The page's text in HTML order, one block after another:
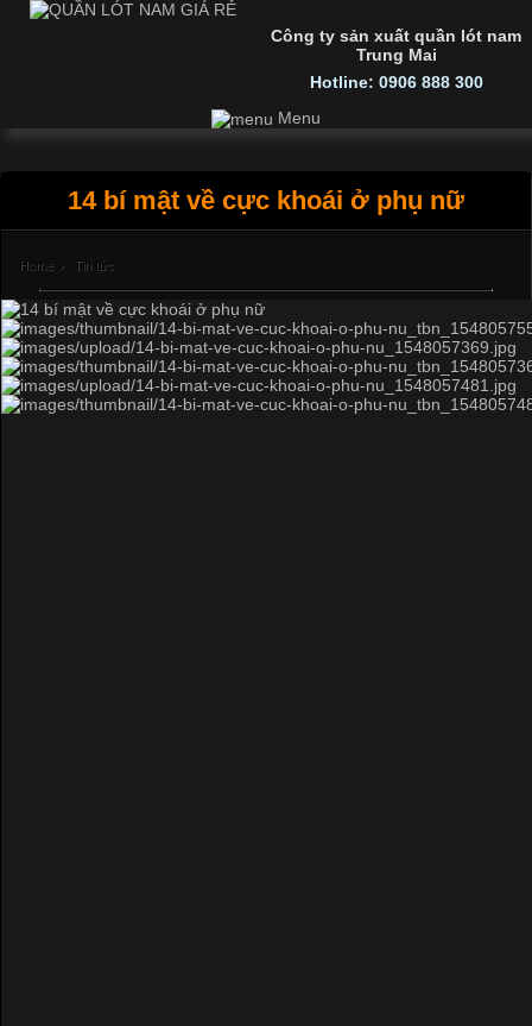
Công ty sản xuất quần lót nam
Trung Mai
Hotline: 0906 888 300
Menu
14 bí mật về cực khoái ở phụ nữ
Home › Tin tức